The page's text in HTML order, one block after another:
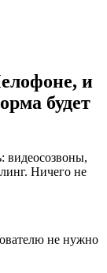
и
будет
видеосозвоны,
Ничего не
не нужно